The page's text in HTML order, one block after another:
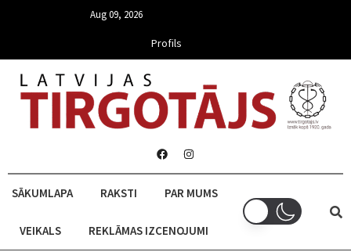
Aug 09, 2026
Profils
SĀKUMLAPA RAKSTI PAR MUMS
VEIKALS REKLĀMAS IZCENOJUMI